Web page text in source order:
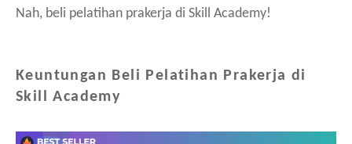
Nah, beli pelatihan prakerja di Skill Academy!
Keuntungan Beli Pelatihan Prakerja di
Skill Academy